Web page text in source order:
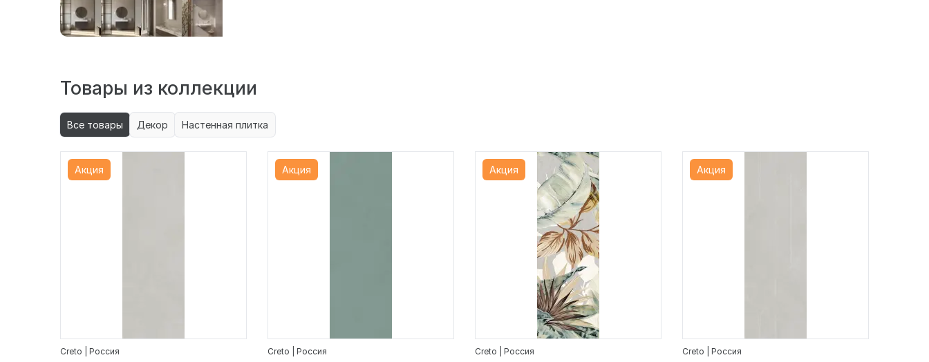
Товары из коллекции
Все товары Декор Настенная плитка
Акция
Creto | Россия
Акция
Creto | Россия
Акция
Creto | Россия
Акция
Creto | Россия